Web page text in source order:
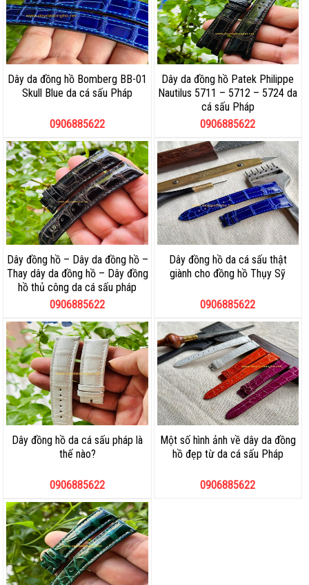
Dây da đồng hồ Bomberg BB-01
Skull Blue da cá sấu Pháp
0906885622
Dây da đồng hồ Patek Philippe
Nautilus 5711 – 5712 – 5724 da
cá sấu Pháp
0906885622
Dây đồng hồ – Dây da đồng hồ –
Thay dây da đồng hồ – Dây đồng
hồ thủ công da cá sấu pháp
0906885622
Dây đồng hồ da cá sấu thật
giành cho đồng hồ Thụy Sỹ
0906885622
Dây đồng hồ da cá sấu pháp là
thế nào?
0906885622
Một số hình ảnh về dây da đồng
hồ đẹp từ da cá sấu Pháp
0906885622